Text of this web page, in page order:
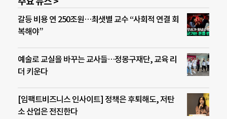
갈등 비용 연 250조원…최샛별 교수 “사회적 연결 회
복해야”
예술로 교실을 바꾸는 교사들…정몽구재단, 교육 리
더 키운다
[임팩트비즈니스 인사이트] 정책은 후퇴해도, 저탄
소 산업은 전진한다